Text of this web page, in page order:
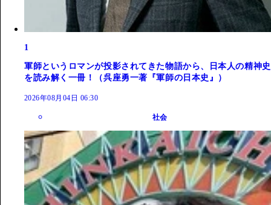
1
軍師というロマンが投影されてきた物語から、日本人の精神史
を読み解く一冊！（呉座勇一著『軍師の日本史』）
2026年08月04日 06:30
社会